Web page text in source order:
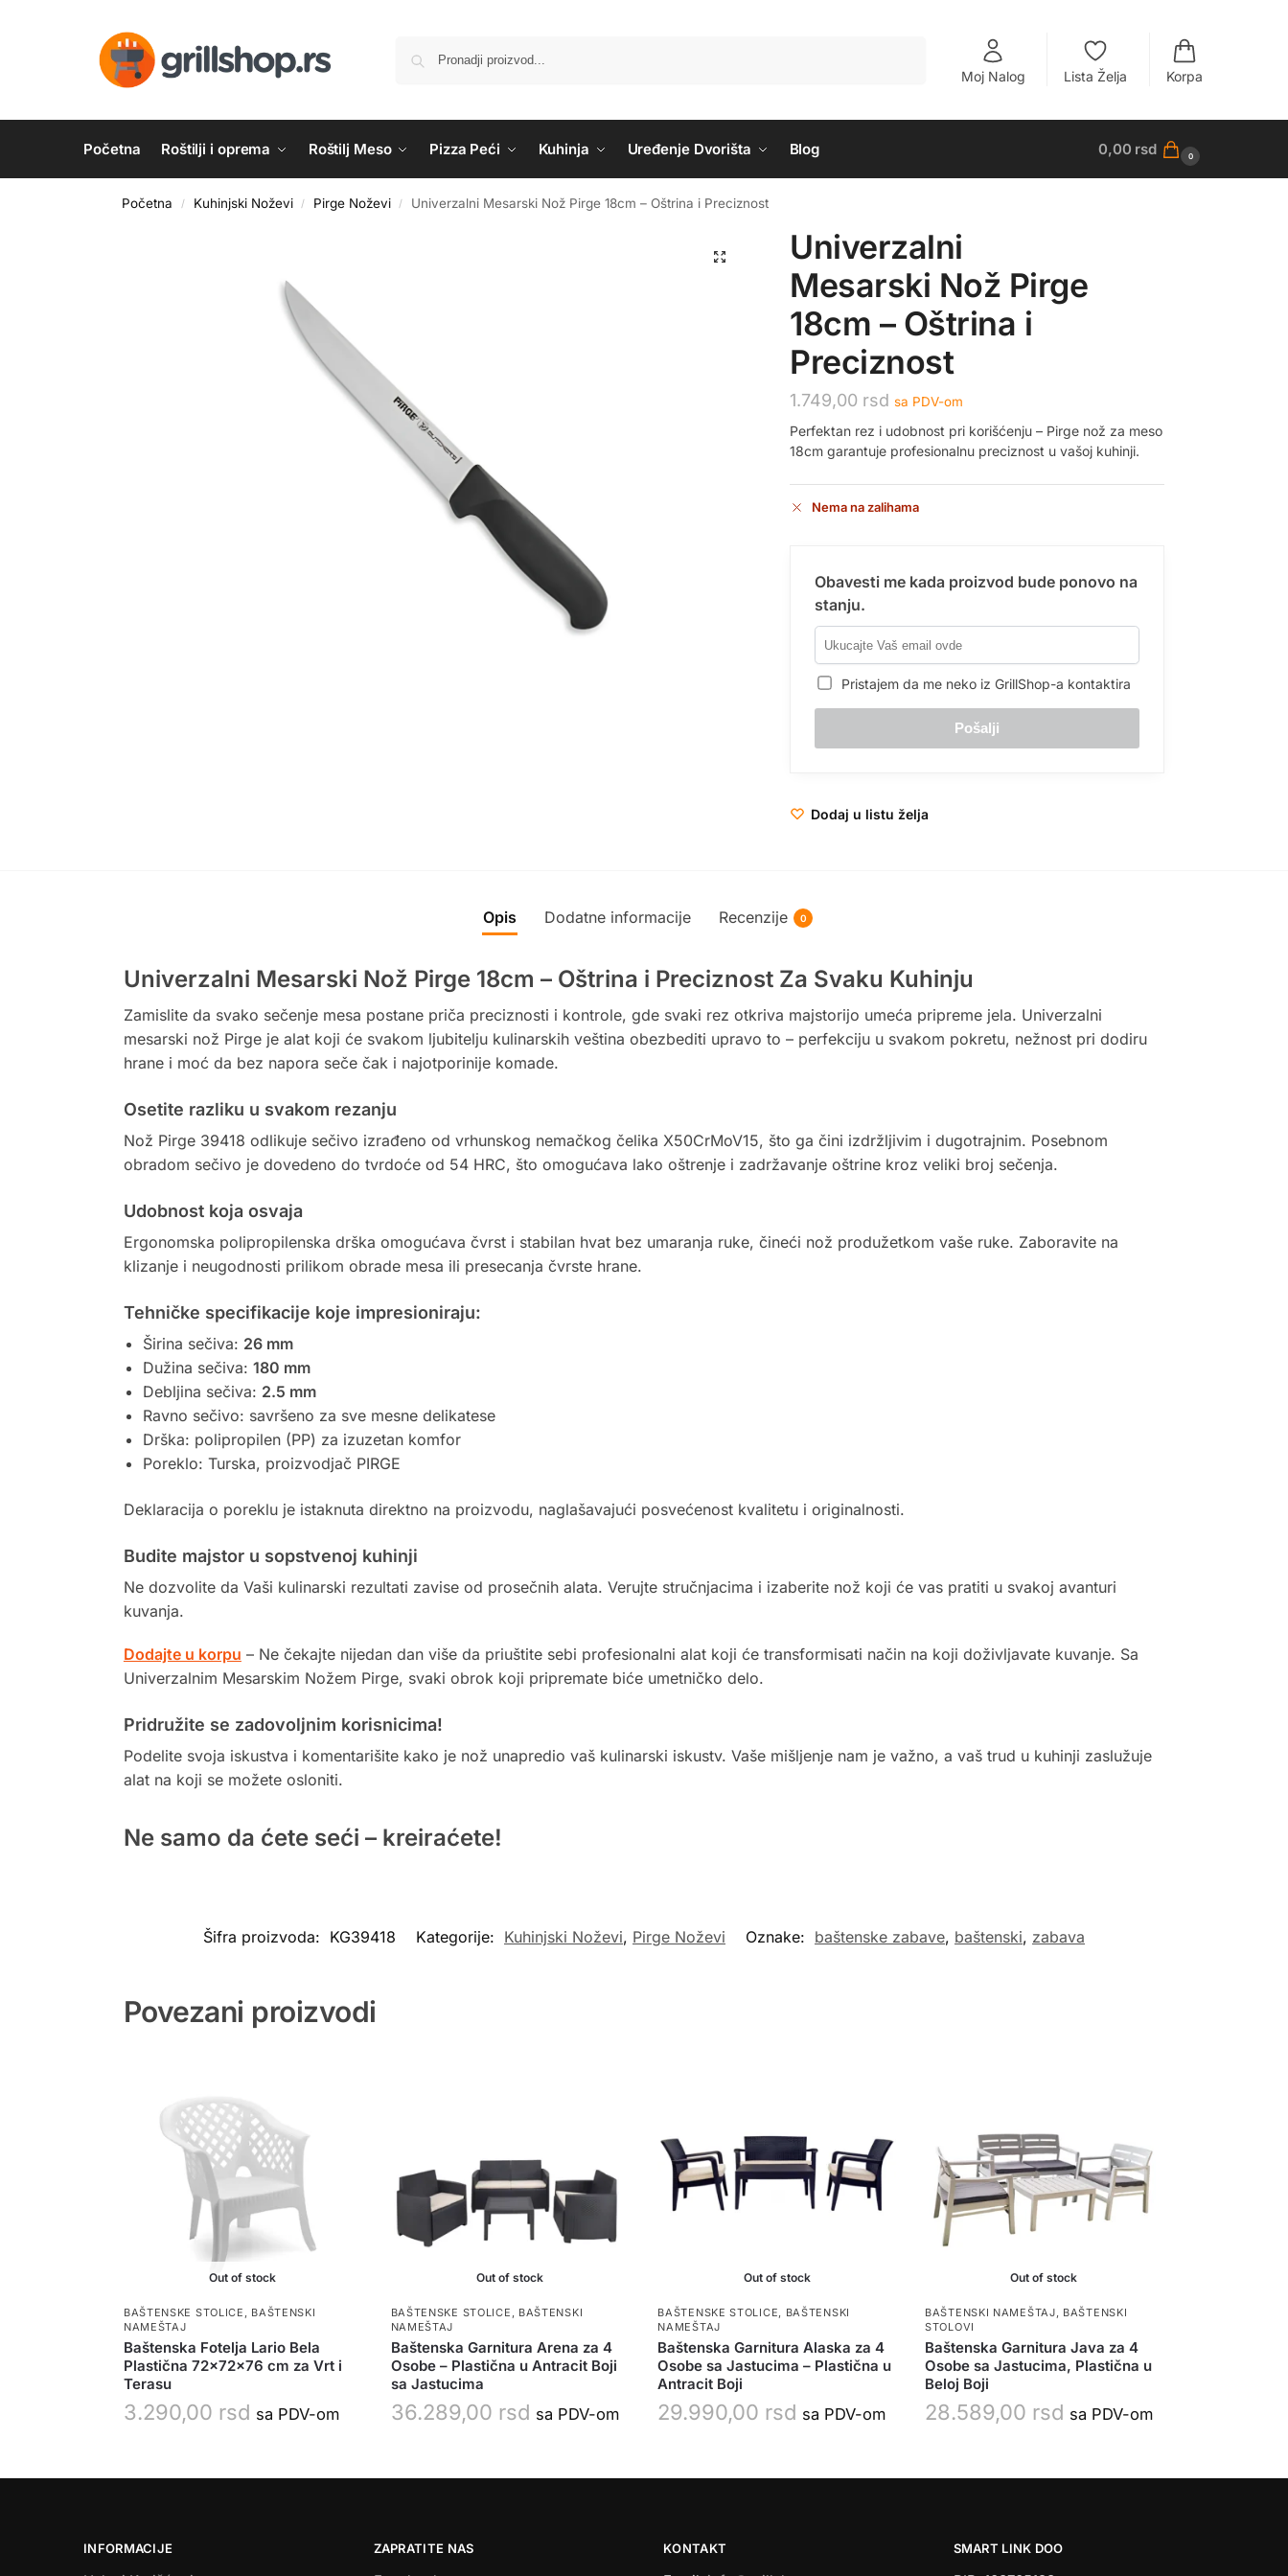
Moj Nalog Lista Želja Korpa
Početna Roštilji i oprema Roštilj Meso Pizza Peći Kuhinja Uređenje Dvorišta Blog 0,00 rsd 0
Početna / Kuhinjski Noževi / Pirge Noževi / Univerzalni Mesarski Nož Pirge 18cm – Oštrina i Preciznost
Univerzalni
Mesarski Nož Pirge
18cm – Oštrina i
Preciznost
1.749,00 rsd sa PDV-om
Perfektan rez i udobnost pri korišćenju – Pirge nož za meso
18cm garantuje profesionalnu preciznost u vašoj kuhinji.
Nema na zalihama
Obavesti me kada proizvod bude ponovo na
stanju.
Pristajem da me neko iz GrillShop-a kontaktira
Dodaj u listu želja
Opis Dodatne informacije Recenzije 0
Univerzalni Mesarski Nož Pirge 18cm – Oštrina i Preciznost Za Svaku Kuhinju
Zamislite da svako sečenje mesa postane priča preciznosti i kontrole, gde svaki rez otkriva majstorijo umeća pripreme jela. Univerzalni
mesarski nož Pirge je alat koji će svakom ljubitelju kulinarskih veština obezbediti upravo to – perfekciju u svakom pokretu, nežnost pri dodiru
hrane i moć da bez napora seče čak i najotporinije komade.
Osetite razliku u svakom rezanju
Nož Pirge 39418 odlikuje sečivo izrađeno od vrhunskog nemačkog čelika X50CrMoV15, što ga čini izdržljivim i dugotrajnim. Posebnom
obradom sečivo je dovedeno do tvrdoće od 54 HRC, što omogućava lako oštrenje i zadržavanje oštrine kroz veliki broj sečenja.
Udobnost koja osvaja
Ergonomska polipropilenska drška omogućava čvrst i stabilan hvat bez umaranja ruke, čineći nož produžetkom vaše ruke. Zaboravite na
klizanje i neugodnosti prilikom obrade mesa ili presecanja čvrste hrane.
Tehničke specifikacije koje impresioniraju:
Širina sečiva: 26 mm
Dužina sečiva: 180 mm
Debljina sečiva: 2.5 mm
Ravno sečivo: savršeno za sve mesne delikatese
Drška: polipropilen (PP) za izuzetan komfor
Poreklo: Turska, proizvodjač PIRGE
Deklaracija o poreklu je istaknuta direktno na proizvodu, naglašavajući posvećenost kvalitetu i originalnosti.
Budite majstor u sopstvenoj kuhinji
Ne dozvolite da Vaši kulinarski rezultati zavise od prosečnih alata. Verujte stručnjacima i izaberite nož koji će vas pratiti u svakoj avanturi
kuvanja.
Dodajte u korpu – Ne čekajte nijedan dan više da priuštite sebi profesionalni alat koji će transformisati način na koji doživljavate kuvanje. Sa
Univerzalnim Mesarskim Nožem Pirge, svaki obrok koji pripremate biće umetničko delo.
Pridružite se zadovoljnim korisnicima!
Podelite svoja iskustva i komentarišite kako je nož unapredio vaš kulinarski iskustv. Vaše mišljenje nam je važno, a vaš trud u kuhinji zaslužuje
alat na koji se možete osloniti.
Ne samo da ćete seći – kreiraćete!
Šifra proizvoda: KG39418 Kategorije: Kuhinjski Noževi, Pirge Noževi Oznake: baštenske zabave, baštenski, zabava
Povezani proizvodi
Out of stock
BAŠTENSKE STOLICE , BAŠTENSKI
NAMEŠTAJ
Baštenska Fotelja Lario Bela
Plastična 72x72x76 cm za Vrt i
Terasu
3.290,00 rsd sa PDV-om
Out of stock
BAŠTENSKE STOLICE , BAŠTENSKI
NAMEŠTAJ
Baštenska Garnitura Arena za 4
Osobe – Plastična u Antracit Boji
sa Jastucima
36.289,00 rsd sa PDV-om
Out of stock
BAŠTENSKE STOLICE, BAŠTENSKI
NAMEŠTAJ
Baštenska Garnitura Alaska za 4
Osobe sa Jastucima – Plastična u
Antracit Boji
29.990,00 rsd sa PDV-om
Out of stock
BAŠTENSKI NAMEŠTAJ, BAŠTENSKI
STOLOVI
Baštenska Garnitura Java za 4
Osobe sa Jastucima, Plastična u
Beloj Boji
28.589,00 rsd sa PDV-om
INFORMACIJE ZAPRATITE NAS KONTAKT SMART LINK DOO